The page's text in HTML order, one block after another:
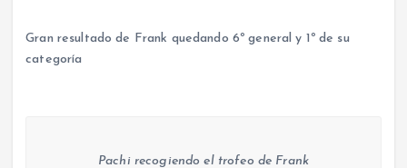
Gran resultado de Frank quedando 6º general y 1º de su
categoría
Pachi recogiendo el trofeo de Frank